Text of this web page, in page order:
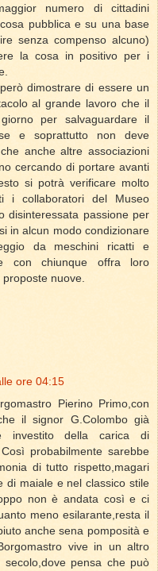
numero di cittadini
pubblica e su una base
senza compenso alcuno)
la cosa in positivo per i
dimostrare di essere un
al grande lavoro che il
per salvaguardare il
e soprattutto non deve
anche altre associazioni
cercando di portare avanti
si potrà verificare molto
i collaboratori del Museo
disinteressata passione per
in alcun modo condizionare
da meschini ricatti e
con chiunque offra loro
nuove.
ore 04:15
Pierino Primo,con
il signor G.Colombo già
investito della carica di
probabilmente sarebbe
di tutto rispetto,magari
di maiale e nel classico stile
non è andata così e ci
meno esilarante,resta il
anche sena pomposità e
vive in un altro
pensa che può